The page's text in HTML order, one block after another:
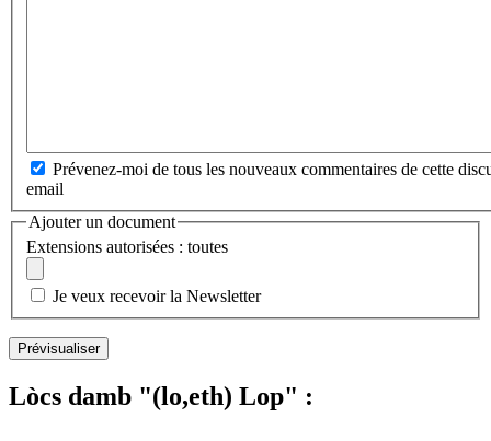
Prévenez-moi de tous les nouveaux commentaires de cette
email
Ajouter un document
Extensions autorisées : toutes
Je veux recevoir la Newsletter
Lòcs damb "(lo,eth) Lop" :